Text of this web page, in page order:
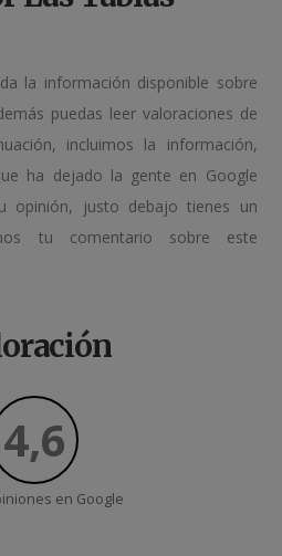
la información disponible sobre
puedas leer valoraciones de
incluimos la información,
ha dejado la gente en Google
opinión, justo debajo tienes un
tu comentario sobre este
4,6
en Google